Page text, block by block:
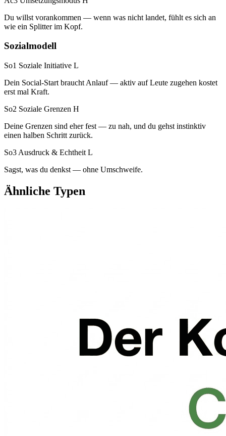
Du willst vorankommen — wenn was nicht landet, fühlt es sich an
wie ein Splitter im Kopf.
Sozialmodell
So1 Soziale Initiative L
Dein Social-Start braucht Anlauf — aktiv auf Leute zugehen kostet
erst mal Kraft.
So2 Soziale Grenzen H
Deine Grenzen sind eher fest — zu nah, und du gehst instinktiv
einen halben Schritt zurück.
So3 Ausdruck & Echtheit L
Sagst, was du denkst — ohne Umschweife.
Ähnliche Typen